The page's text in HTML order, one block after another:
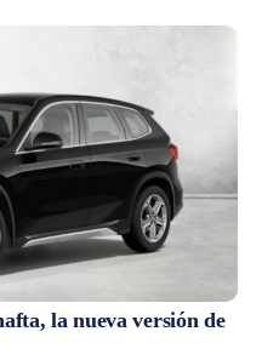
la nueva versión de